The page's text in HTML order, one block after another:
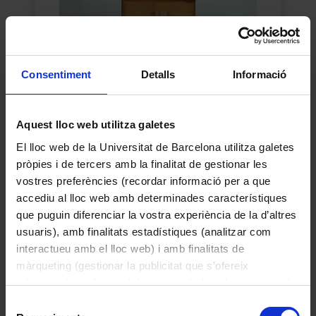
Consentiment Detalls Informació
Aquest lloc web utilitza galetes
El lloc web de la Universitat de Barcelona utilitza galetes
pròpies i de tercers amb la finalitat de gestionar les
vostres preferències (recordar informació per a que
accediu al lloc web amb determinades característiques
que puguin diferenciar la vostra experiència de la d’altres
usuaris), amb finalitats estadístiques (analitzar com
interactueu amb el lloc web) i amb finalitats de
màrqueting (gestionar la publicitat que s’ofereix
adequant-la en funció dels vostres hàbits de navegació).
Micròtom manual de taula
Desconegut
1960